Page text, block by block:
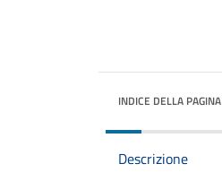
INDICE DELLA PAGINA
Descrizione